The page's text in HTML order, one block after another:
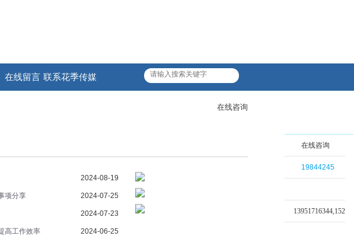
在线留言 联系花季传媒
在线咨询
2024-08-19
项分享 2024-07-25
2024-07-23
高工作效率 2024-06-25
在线咨询
19844245